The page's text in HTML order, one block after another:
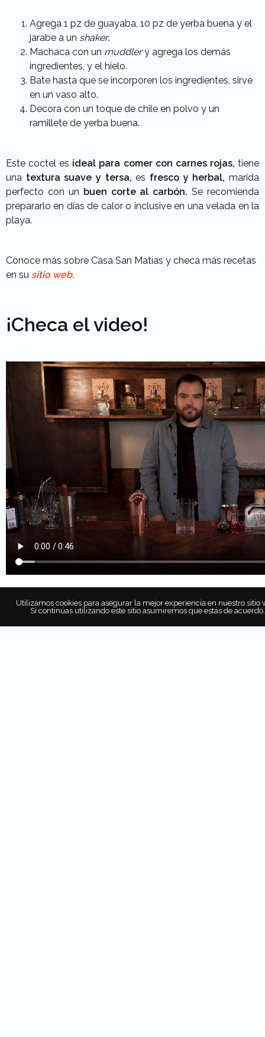
Agrega 1 pz de guayaba, 10 pz de yerba buena y el
jarabe a un shaker.
Machaca con un muddlery agrega los demás
ingredientes, y el hielo.
Bate hasta que se incorporen los ingredientes, sirve
en un vaso alto.
Decora con un toque de chile en polvo y un
ramillete de yerba buena.
Este coctel es ideal para comer con carnes rojas, tiene
una textura suave y tersa, es fresco y herbal, marida
perfecto con un buen corte al carbón. Se recomienda
prepararlo en días de calor o inclusive en una velada en la
playa.
Conoce más sobre Casa San Matías y checa más recetas
en su sitio web.
¡Checa el video!
Utilizamos cookies para asegurar la mejor experiencia en nuestro sitio
Si continúas utilizando este sitio asumiremos que estás de acuerdo.